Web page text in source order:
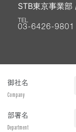
STB東京事業
TEL
03-6426-9801
御社名
Company
部署名
Department